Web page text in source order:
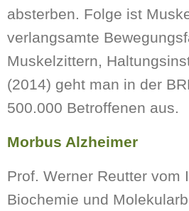
absterben. Folge ist
verlangsamte
Muskelzittern,
(2014) geht man in der
500.000 Betroffenen aus.
Morbus Alzheimer
Prof. Werner Reutter vom
Biochemie und